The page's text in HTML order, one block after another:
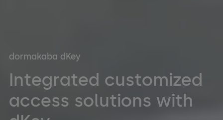
dormakaba dKey
Integrated customized
access solutions with